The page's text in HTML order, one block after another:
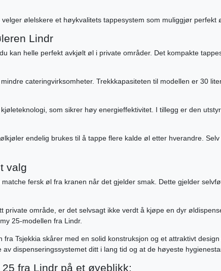
ølelskere et høykvalitets tappesystem som muliggjør perfekt
Lindr
kan helle perfekt avkjølt øl i private områder. Det kompakte
cateringvirksomheter. Trekkkapasiteten til modellen er 30
som sikrer høy energieffektivitet. I tillegg er den
endelig brukes til å tappe flere kalde øl etter hverandre.
valg
fersk øl fra kranen når det gjelder smak. Dette gjelder
private område, er det selvsagt ikke verdt å kjøpe en dyr
25-modellen fra Lindr.
Tsjekkia skårer med en solid konstruksjon og et attraktivt
dispenseringssystemet ditt i lang tid og at de høyeste
fra Lindr på et øyeblikk: